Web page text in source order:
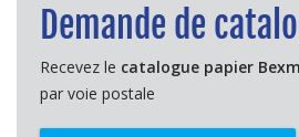
Demande de
Recevez le catalogue papier
par voie postale